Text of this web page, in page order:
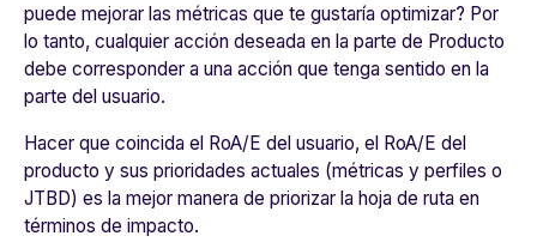
puede mejorar las métricas que te gustaría optimizar? Por
lo tanto, cualquier acción deseada en la parte de Producto
debe corresponder a una acción que tenga sentido en la
parte del usuario.
Hacer que coincida el RoA/E del usuario, el RoA/E del
producto y sus prioridades actuales (métricas y perfiles o
JTBD) es la mejor manera de priorizar la hoja de ruta en
términos de impacto.